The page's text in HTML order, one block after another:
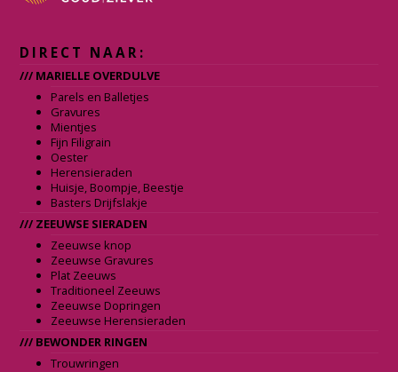
DIRECT NAAR:
/// MARIELLE OVERDULVE
Parels en Balletjes
Gravures
Mientjes
Fijn Filigrain
Oester
Herensieraden
Huisje, Boompje, Beestje
Basters Drijfslakje
/// ZEEUWSE SIERADEN
Zeeuwse knop
Zeeuwse Gravures
Plat Zeeuws
Traditioneel Zeeuws
Zeeuwse Dopringen
Zeeuwse Herensieraden
/// BEWONDER RINGEN
Trouwringen